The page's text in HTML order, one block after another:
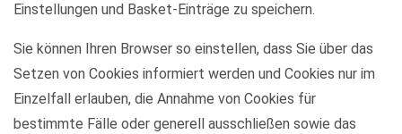
Einstellungen und Basket-Einträge zu speichern.
Sie können Ihren Browser so einstellen, dass Sie über das
Setzen von Cookies informiert werden und Cookies nur im
Einzelfall erlauben, die Annahme von Cookies für
bestimmte Fälle oder generell ausschließen sowie das